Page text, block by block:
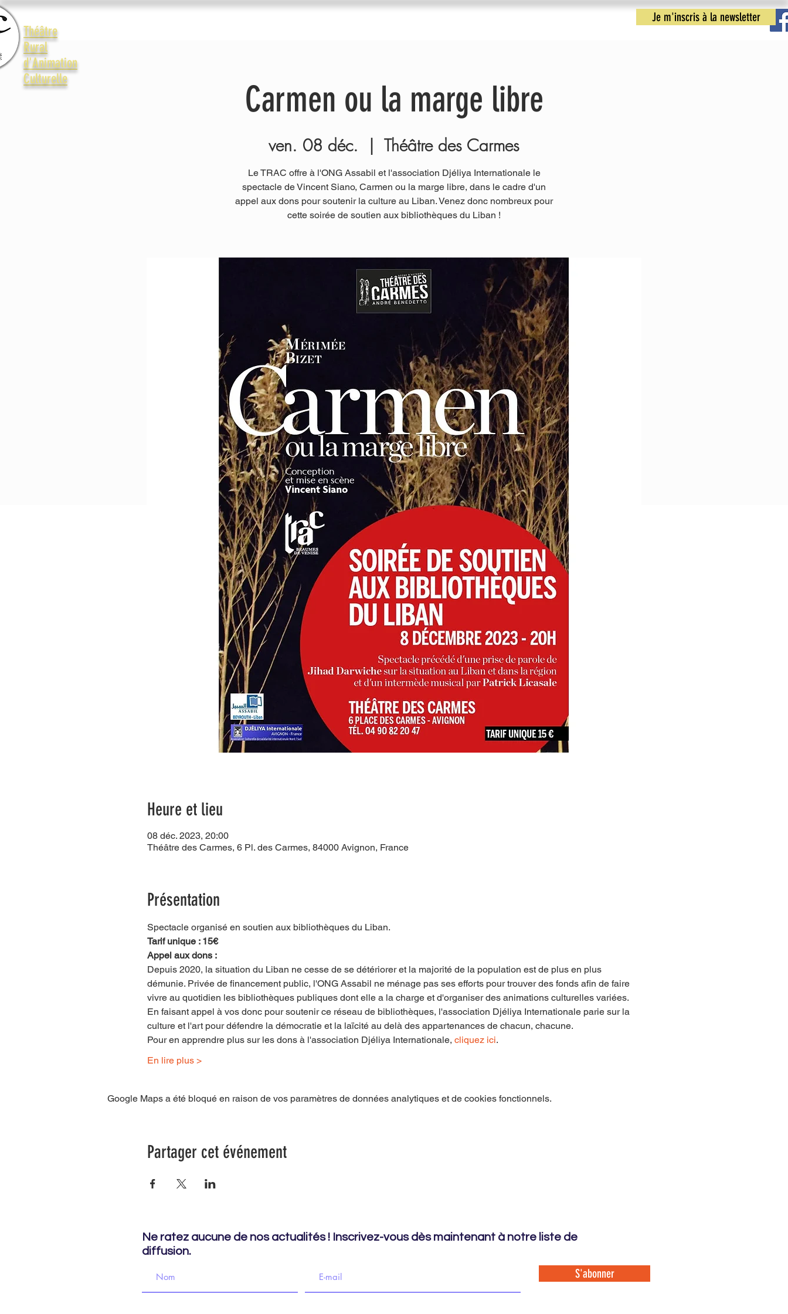
Je m'inscris à la newsletter
Nous contacter
Carmen ou la marge libre
ven. 08 déc.
  |
Théâtre des Carmes
Le TRAC offre à l'ONG Assabil et l'association Djéliya Internationale le
spectacle de Vincent Siano, Carmen ou la marge libre, dans le cadre d'un
appel aux dons pour soutenir la culture au Liban. Venez donc nombreux pour
cette soirée de soutien aux bibliothèques du Liban !
Heure et lieu
08 déc. 2023, 20:00
Théâtre des Carmes, 6 Pl. des Carmes, 84000 Avignon, France
Présentation
Spectacle organisé en soutien aux bibliothèques du Liban.
Tarif unique : 15€
Appel aux dons :
Depuis 2020, la situation du Liban ne cesse de se détériorer et la majorité de la population est de plus en plus
démunie. Privée de financement public, l'ONG Assabil ne ménage pas ses efforts pour trouver des fonds afin de faire
vivre au quotidien les bibliothèques publiques dont elle a la charge et d'organiser des animations culturelles variées.
En faisant appel à vos donc pour soutenir ce réseau de bibliothèques, l'association Djéliya Internationale parie sur la
culture et l'art pour défendre la démocratie et la laïcité au delà des appartenances de chacun, chacune.
Pour en apprendre plus sur les dons à l'association Djéliya Internationale, cliquez ici.
En lire plus >
Google Maps a été bloqué en raison de vos paramètres de données analytiques et de cookies fonctionnels.
Partager cet événement
Théâtre
Rural
d'Animation
Culturelle
Ne ratez aucune de nos actualités ! Inscrivez-vous dès maintenant à notre liste de
diffusion.
S'abonner